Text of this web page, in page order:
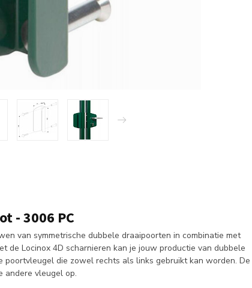
- 3006 PC
van symmetrische dubbele draaipoorten in combinatie met
de Locinox 4D scharnieren kan je jouw productie van dubbele
die zowel rechts als links gebruikt kan worden. De
andere vleugel op.